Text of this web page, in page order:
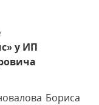
у ИП
Бориса